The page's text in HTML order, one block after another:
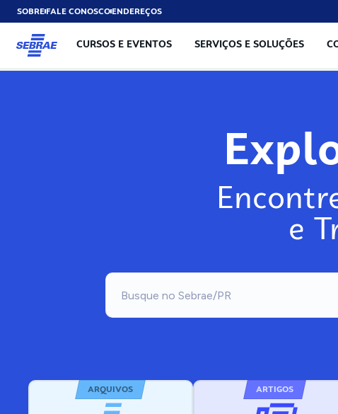
SOBREFALE CONOSCOENDEREÇOS
CURSOS E EVENTOS SERVIÇOS E SOLUÇÕES
e
ARQUIVOS ARTIGOS